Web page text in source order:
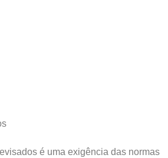
é uma exigência das normas